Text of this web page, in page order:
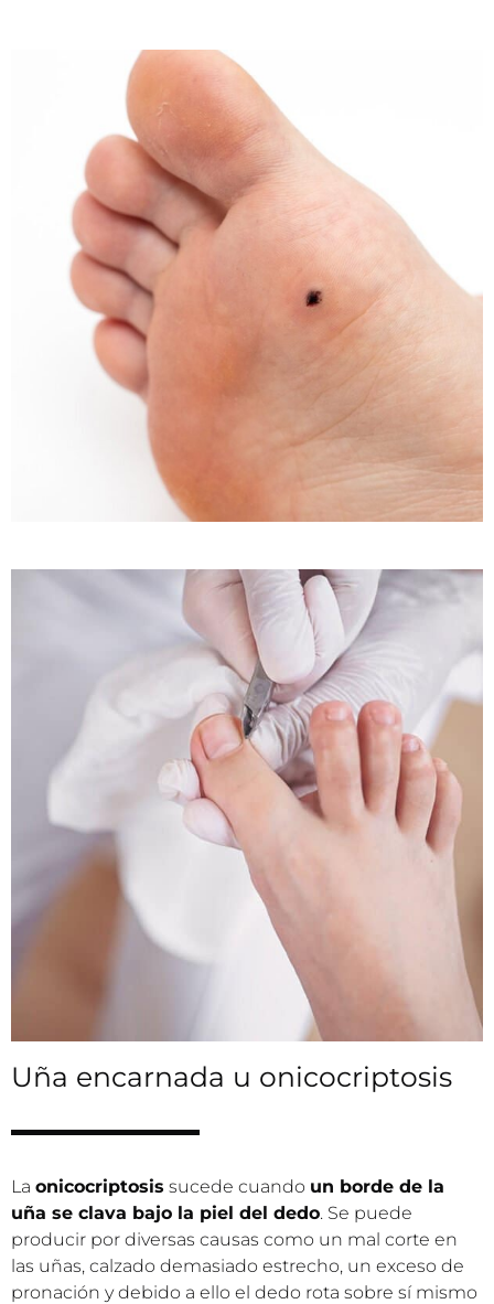
Uña encarnada u onicocriptosis
La onicocriptosis sucede cuando un borde de la
uña se clava bajo la piel del dedo. Se puede
producir por diversas causas como un mal corte en
las uñas, calzado demasiado estrecho, un exceso de
pronación y debido a ello el dedo rota sobre sí mismo